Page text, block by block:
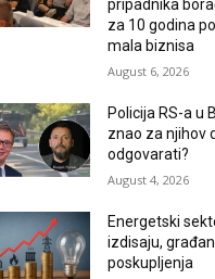
pripadnika
za 10 godina
mala biznisa
August 6, 2026
Policija RS-a u
znao za njihov
odgovarati?
August 4, 2026
Energetski
izdisaju,
poskupljenja